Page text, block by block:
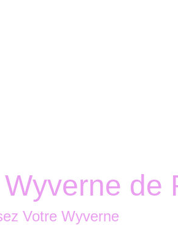
de
Votre Wyverne